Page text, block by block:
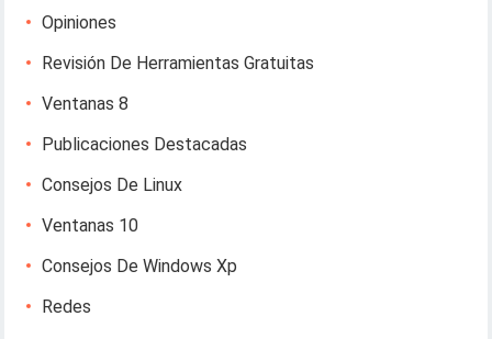
Opiniones
Revisión De Herramientas Gratuitas
Ventanas 8
Publicaciones Destacadas
Consejos De Linux
Ventanas 10
Consejos De Windows Xp
Redes